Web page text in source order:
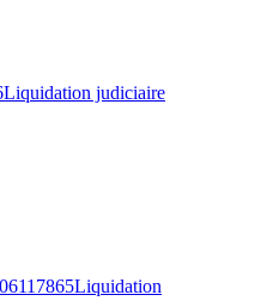
Liquidation judiciaire
Liquidation